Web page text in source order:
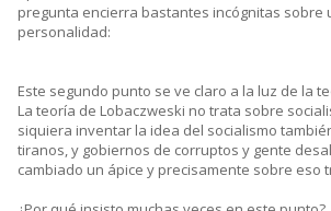
pregunta encierra bastantes incógnitas sobre
personalidad:
Este segundo punto se ve claro a la luz de la
La teoría de Lobaczweski no trata sobre
siquiera inventar la idea del socialismo
tiranos, y gobiernos de corruptos y gente
cambiado un ápice y precisamente sobre eso